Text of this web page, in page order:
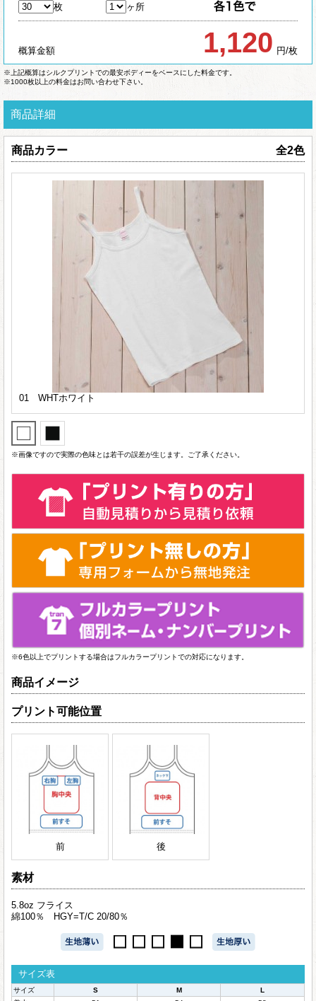
枚
ヶ所
概算金額 1,120 円/枚
※上記概算はシルクプリントでの最安ボディーをベースにした料金です。
※1000枚以上の料金はお問い合わせ下さい。
商品詳細
商品カラー 全2色
01 WHTホワイト
※画像ですので実際の色味とは若干の誤差が生じます。ご了承ください。
※6色以上でプリントする場合はフルカラープリントでの対応になります。
商品イメージ
プリント可能位置
前 後
素材
5.8oz フライス
綿100％ HGY=T/C 20/80％
サイズ表
サイズ S M
L